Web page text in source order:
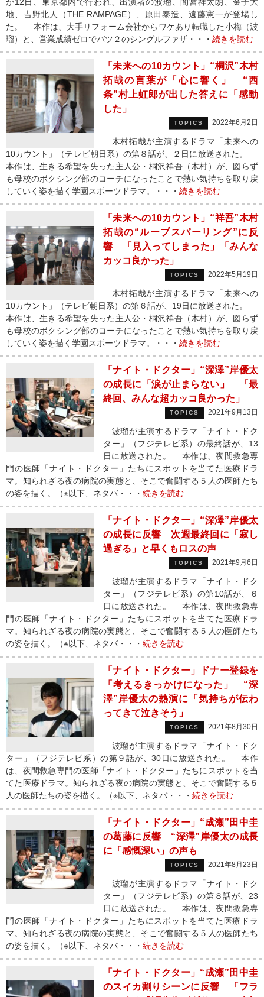
地、吉野北人（THE RAMPAGE）、原田泰造、遠藤憲一が登場し
た。 本作は、大手リフォーム会社からワケあり転職した小梅（波
瑠）と、営業成績ゼロでバツ２のシングルファザ・・・ 続きを読む
「未来への10カウント」“桐沢”木村
拓哉の言葉が「心に響く」 “西
条”村上虹郎が出した答えに「感動
した」
TOPICS 2022年6月2日
木村拓哉が主演するドラマ「未来への
10カウント」（テレビ朝日系）の第８話が、２日に放送された。
本作は、生きる希望を失った主人公・桐沢祥吾（木村）が、図らず
も母校のボクシング部のコーチになったことで熱い気持ちを取り戻
していく姿を描く学園スポーツドラマ。・・・ 続きを読む
「未来への10カウント」“祥吾”木村
拓哉の“ループスパーリング”に反
響 「見入ってしまった」「みんな
カッコ良かった」
TOPICS 2022年5月19日
木村拓哉が主演するドラマ「未来への
10カウント」（テレビ朝日系）の第６話が、19日に放送された。
本作は、生きる希望を失った主人公・桐沢祥吾（木村）が、図らず
も母校のボクシング部のコーチになったことで熱い気持ちを取り戻
していく姿を描く学園スポーツドラマ。・・・ 続きを読む
「ナイト・ドクター」“深澤”岸優太
の成長に「涙が止まらない」 「最
終回、みんな超カッコ良かった」
TOPICS 2021年9月13日
波瑠が主演するドラマ「ナイト・ドク
ター」（フジテレビ系）の最終話が、13
日に放送された。 本作は、夜間救急専
門の医師「ナイト・ドクター」たちにスポットを当てた医療ドラ
マ。知られざる夜の病院の実態と、そこで奮闘する５人の医師たち
の姿を描く。（※以下、ネタバ・・・ 続きを読む
「ナイト・ドクター」“深澤”岸優太
の成長に反響 次週最終回に「寂し
過ぎる」と早くもロスの声
TOPICS 2021年9月6日
波瑠が主演するドラマ「ナイト・ドク
ター」（フジテレビ系）の第10話が、６
日に放送された。 本作は、夜間救急専
門の医師「ナイト・ドクター」たちにスポットを当てた医療ドラ
マ。知られざる夜の病院の実態と、そこで奮闘する５人の医師たち
の姿を描く。（※以下、ネタバ・・・ 続きを読む
「ナイト・ドクター」ドナー登録を
「考えるきっかけになった」 “深
澤”岸優太の熱演に「気持ちが伝わ
ってきて泣きそう」
TOPICS 2021年8月30日
波瑠が主演するドラマ「ナイト・ドク
ター」（フジテレビ系）の第９話が、30日に放送された。 本作
は、夜間救急専門の医師「ナイト・ドクター」たちにスポットを当
てた医療ドラマ。知られざる夜の病院の実態と、そこで奮闘する５
人の医師たちの姿を描く。（※以下、ネタバ・・・ 続きを読む
「ナイト・ドクター」“成瀬”田中圭
の葛藤に反響 “深澤”岸優太の成長
に「感慨深い」の声も
TOPICS 2021年8月23日
波瑠が主演するドラマ「ナイト・ドク
ター」（フジテレビ系）の第８話が、23
日に放送された。 本作は、夜間救急専
門の医師「ナイト・ドクター」たちにスポットを当てた医療ドラ
マ。知られざる夜の病院の実態と、そこで奮闘する５人の医師たち
の姿を描く。（※以下、ネタバ・・・ 続きを読む
「ナイト・ドクター」“成瀬”田中圭
のスイカ割りシーンに反響 「フラ